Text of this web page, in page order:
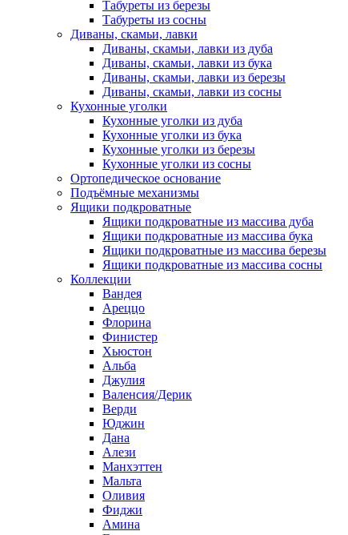
Табуреты из березы
Табуреты из сосны
Диваны, скамьи, лавки
Диваны, скамьи, лавки из дуба
Диваны, скамьи, лавки из бука
Диваны, скамьи, лавки из березы
Диваны, скамьи, лавки из сосны
Кухонные уголки
Кухонные уголки из дуба
Кухонные уголки из бука
Кухонные уголки из березы
Кухонные уголки из сосны
Ортопедическое основание
Подъёмные механизмы
Ящики подкроватные
Ящики подкроватные из массива дуба
Ящики подкроватные из массива бука
Ящики подкроватные из массива березы
Ящики подкроватные из массива сосны
Коллекции
Вандея
Ареццо
Флорина
Финистер
Хьюстон
Альба
Джулия
Валенсия/Дерик
Верди
Юджин
Дана
Алези
Манхэттен
Мальта
Оливия
Фиджи
Амина